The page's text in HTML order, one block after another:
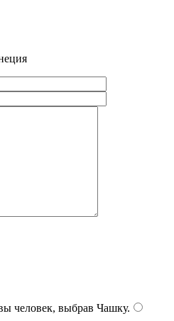
человек, выбрав Чашку.